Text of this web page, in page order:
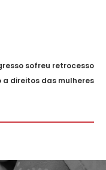
sofreu retrocesso
a direitos das mulheres